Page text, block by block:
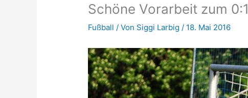
Schöne Vorarbeit zum 0:1
Fußball / Von Siggi Larbig/ 18. Mai 2016